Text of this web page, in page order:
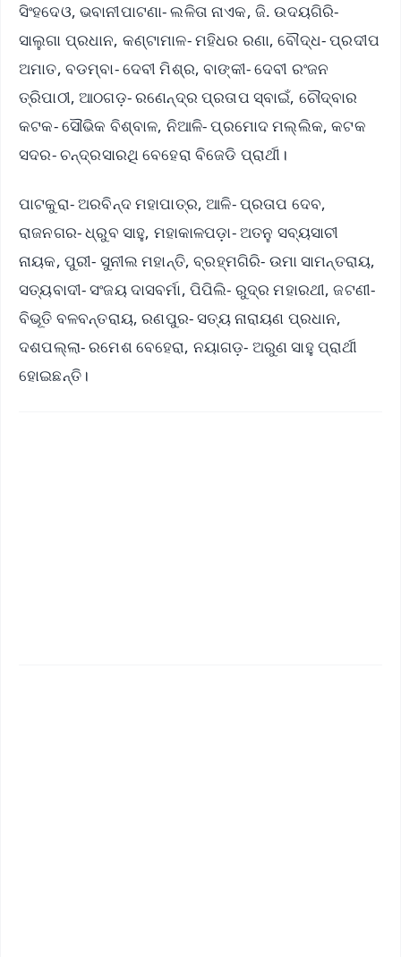
ସିଂହଦେଓ, ଭବାନୀପାଟଣା- ଲଳିତା ନାଏକ, ଜି. ଉଦୟଗିରି-
ସାଲୁଗା ପ୍ରଧାନ, କଣ୍ଟାମାଳ- ମହିଧର ରଣା, ବୌଦ୍ଧ- ପ୍ରଦୀପ
ଅମାତ, ବଡମ୍ବା- ଦେବୀ ମିଶ୍ର, ବାଙ୍କୀ- ଦେବୀ ରଂଜନ
ତ୍ରିପାଠୀ, ଆଠଗଡ଼- ରଣେନ୍ଦ୍ର ପ୍ରତାପ ସ୍ବାଇଁ, ଚୌଦ୍ବାର
କଟକ- ସୌଭିକ ବିଶ୍ବାଳ, ନିଆଳି- ପ୍ରମୋଦ ମଲ୍ଲିକ, କଟକ
ସଦର- ଚନ୍ଦ୍ରସାରଥି ବେହେରା ବିଜେଡି ପ୍ରାର୍ଥୀ।
ପାଟକୁରା- ଅରବିନ୍ଦ ମହାପାତ୍ର, ଆଳି- ପ୍ରତାପ ଦେବ,
ରାଜନଗର- ଧ୍ରୁବ ସାହୁ, ମହାକାଳପଡ଼ା- ଅତନୁ ସବ୍ୟସାଚୀ
ନାୟକ, ପୁରୀ- ସୁନୀଲ ମହାନ୍ତି, ବ୍ରହ୍ମଗିରି- ଉମା ସାମନ୍ତରାୟ,
ସତ୍ୟବାଦୀ- ସଂଜୟ ଦାସବର୍ମା, ପିପିଲି- ରୁଦ୍ର ମହାରଥୀ, ଜଟଣୀ-
ବିଭୂତି ବଳବନ୍ତରାୟ, ରଣପୁର- ସତ୍ୟ ନାରାୟଣ ପ୍ରଧାନ,
ଦଶପଲ୍ଲା- ରମେଶ ବେହେରା, ନୟାଗଡ଼- ଅରୁଣ ସାହୁ ପ୍ରାର୍ଥୀ
ହୋଇଛନ୍ତି।